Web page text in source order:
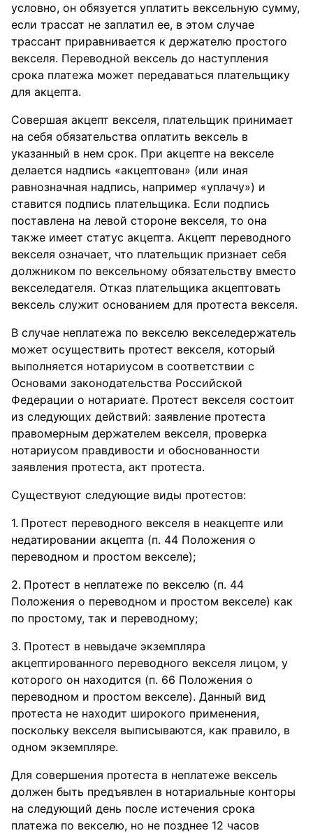
условно, он обязуется уплатить вексельную сумму,
если трассат не заплатил ее, в этом случае
трассант приравнивается к держателю простого
векселя. Переводной вексель до наступления
срока платежа может передаваться плательщику
для акцепта.
Совершая акцепт векселя, плательщик принимает
на себя обязательства оплатить вексель в
указанный в нем срок. При акцепте на векселе
делается надпись «акцептован» (или иная
равнозначная надпись, например «уплачу») и
ставится подпись плательщика. Если подпись
поставлена на левой стороне векселя, то она
также имеет статус акцепта. Акцепт переводного
векселя означает, что плательщик признает себя
должником по вексельному обязательству вместо
векселедателя. Отказ плательщика акцептовать
вексель служит основанием для протеста векселя.
В случае неплатежа по векселю векселедержатель
может осуществить протест векселя, который
выполняется нотариусом в соответствии с
Основами законодательства Российской
Федерации о нотариате. Протест векселя состоит
из следующих действий: заявление протеста
правомерным держателем векселя, проверка
нотариусом правдивости и обоснованности
заявления протеста, акт протеста.
Существуют следующие виды протестов:
Протест переводного векселя в неакцепте или
недатировании акцепта (п. 44 Положения о
переводном и простом векселе);
Протест в неплатеже по векселю (п. 44
Положения о переводном и простом векселе) как
по простому, так и переводному;
Протест в невыдаче экземпляра
акцептированного переводного векселя лицом, у
которого он находится (п. 66 Положения о
переводном и простом векселе). Данный вид
протеста не находит широкого применения,
поскольку векселя выписываются, как правило, в
одном экземпляре.
Для совершения протеста в неплатеже вексель
должен быть предъявлен в нотариальные конторы
на следующий день после истечения срока
платежа по векселю, но не позднее 12 часов